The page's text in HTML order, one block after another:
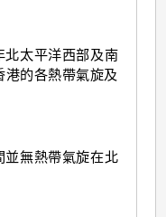
北太平洋西部及南
港的各熱帶氣旋及
並無熱帶氣旋在北